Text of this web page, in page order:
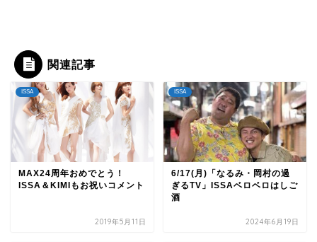
関連記事
ISSA
MAX24周年おめでとう！
ISSA＆KIMIもお祝いコメント
2019年5月11日
ISSA
6/17(月)「なるみ・岡村の過
ぎるTV」ISSAベロベロはしご
酒
2024年6月19日